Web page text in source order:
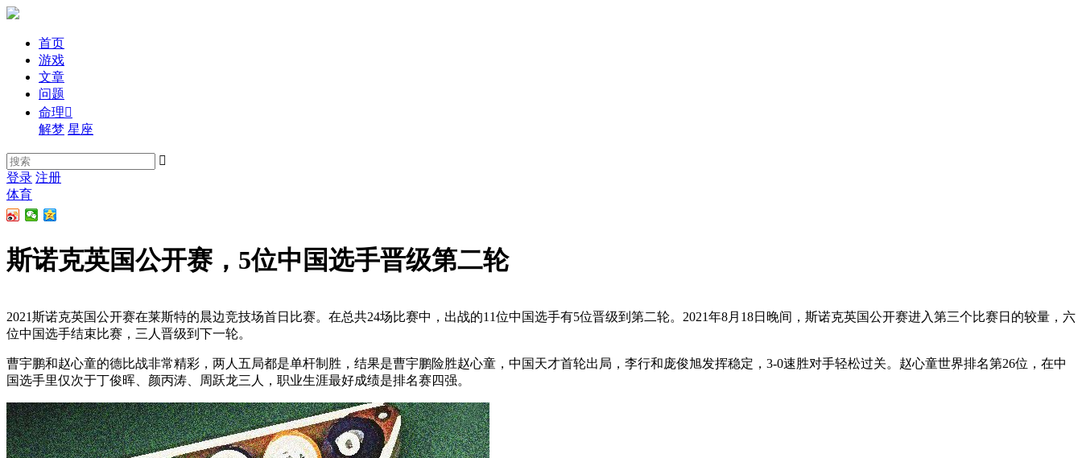
首页
游戏
文章
问题
命理
解梦 星座

登录 注册
体育
斯诺克英国公开赛，5位中国选手晋级第二轮
2021斯诺克英国公开赛在莱斯特的晨边竞技场首日比赛。在总共24场比赛中，出战的11位中国选手有5位晋级到第二轮。2021年8月18日晚间，斯诺克英国公开赛进入第三个比赛日的较量，六
位中国选手结束比赛，三人晋级到下一轮。
曹宇鹏和赵心童的德比战非常精彩，两人五局都是单杆制胜，结果是曹宇鹏险胜赵心童，中国天才首轮出局，李行和庞俊旭发挥稳定，3-0速胜对手轻松过关。赵心童世界排名第26位，在中
国选手里仅次于丁俊晖、颜丙涛、周跃龙三人，职业生涯最好成绩是排名赛四强。